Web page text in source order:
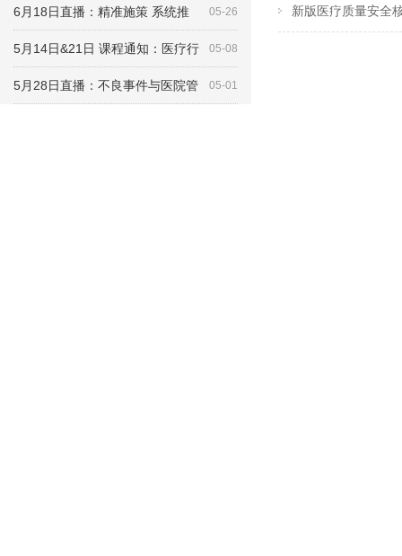
6月18日直播：精准施策 系统推 05-26
5月14日&21日 课程通知：医疗行 05-08
5月28日直播：不良事件与医院管 05-01
新版医疗质量安全